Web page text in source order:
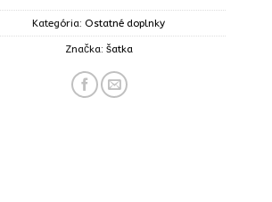
Kategória: Ostatné doplnky
Značka: šatka